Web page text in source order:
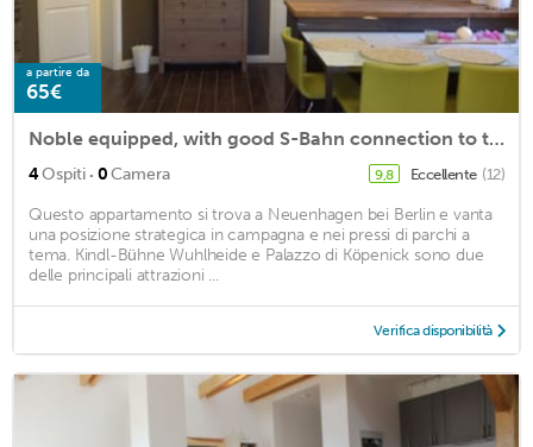
a partire da
65€
Noble equipped, with good S-Bahn connection to the center of Berlin.
4Ospiti · 0Camera 9,8 Eccellente (12)
Questo appartamento si trova a Neuenhagen bei Berlin e vanta
una posizione strategica in campagna e nei pressi di parchi a
tema. Kindl-Bühne Wuhlheide e Palazzo di Köpenick sono due
delle principali attrazioni ...
Verifica disponibilità